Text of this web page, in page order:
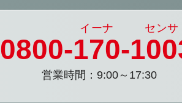
0800-170-
営業時間：9:00～17:30